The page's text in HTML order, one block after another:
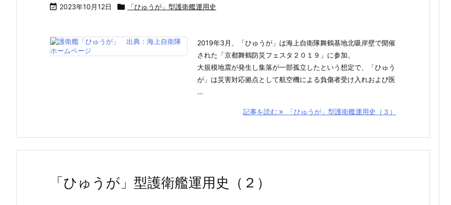
 2023年10月12日  「ひゅうが」型護衛艦運用史
2019年3月、「ひゅうが」は海上自衛隊舞鶴基地北吸岸壁で開催
された「京都舞鶴防災フェスタ２０１９」に参加。
大規模地震が発生し集落が一部孤立したという想定で、「ひゅう
が」は災害対応拠点として航空機による負傷者受け入れおよび医
...
記事を読む 「ひゅうが」型護衛艦運用史（３）
「ひゅうが」型護衛艦運用史（２）